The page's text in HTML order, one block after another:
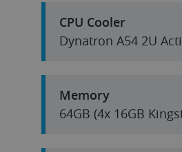
CPU Cooler
Dynatron A54 2U
Memory
64GB (4x 16GB